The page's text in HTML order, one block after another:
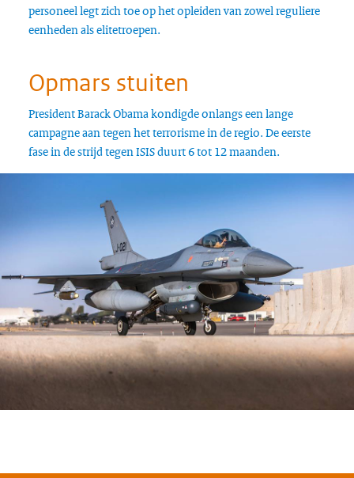
personeel legt zich toe op het opleiden van zowel reguliere
eenheden als elitetroepen.
Opmars stuiten
President Barack Obama kondigde onlangs een lange
campagne aan tegen het terrorisme in de regio. De eerste
fase in de strijd tegen ISIS duurt 6 tot 12 maanden.